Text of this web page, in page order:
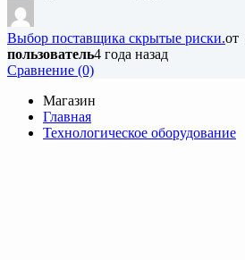
Выбор поставщика скрытые риски.от
пользователь4 года назад
Cравнение (0)
Магазин
Главная
Технологическое оборудование